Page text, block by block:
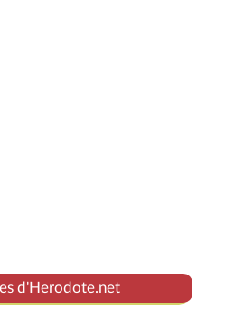
d'Herodote.net